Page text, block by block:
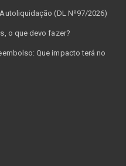
(DL Nª97/2026)
o que devo fazer?
Que impacto terá no